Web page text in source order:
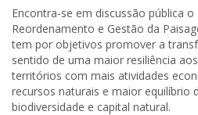
Encontra-se em discussão pública
Reordenamento e Gestão da
tem por objetivos promover a
sentido de uma maior resiliência
territórios com mais atividades
recursos naturais e maior equilíbrio
biodiversidade e capital natural.